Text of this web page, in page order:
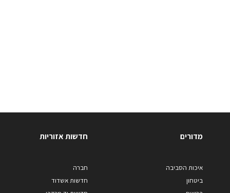
מדורים
איכות הסביבה
ביטחון
חדשות אזוריות
חברה
חדשות אשדוד